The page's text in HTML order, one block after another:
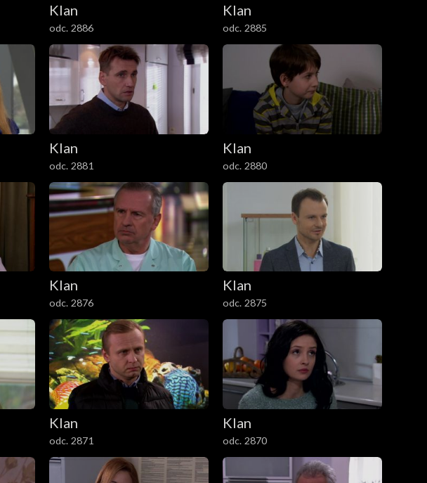
Klan
odc. 2886
Klan
odc. 2885
Klan
odc. 2881
Klan
odc. 2880
Klan
odc. 2876
Klan
odc. 2875
Klan
odc. 2871
Klan
odc. 2870